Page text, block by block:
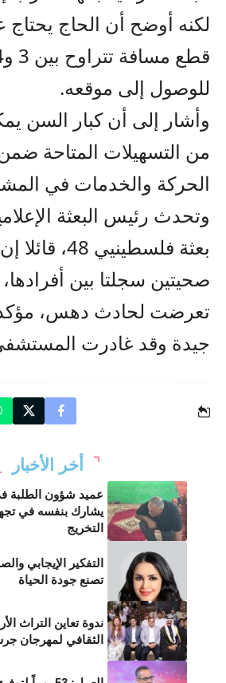
لكنه أوضح أن الحاج يحتاج
للوصول إلى موقعه.
وأشار إلى أن كبار السن
من التسهيلات المتاحة
الحركة والخدمات في
وتحدث رئيس البعثة
بعثة فلسطينيي
صحيتين سجلتا بين
تعرضت لحادث دهس،
جيدة وقد غادرت
أخر الأخبار
عميد شؤون الطلبة
يشارك بنفسه في
التخريج
التفكير الإيجابي
تصنع جودة الحياة
ندوة تعاين التراث
الثقافي لمهرجان